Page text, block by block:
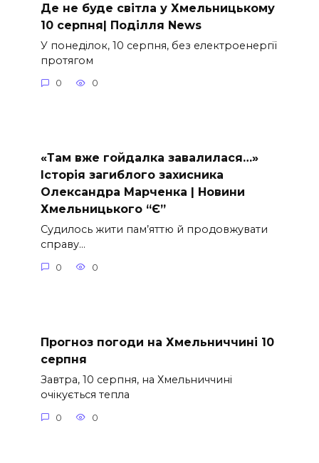
Де не буде світла у Хмельницькому
10 серпня| Поділля News
У понеділок, 10 серпня, без електроенергії
протягом
0 0
«Там вже гойдалка завалилася…»
Історія загиблого захисника
Олександра Марченка | Новини
Хмельницького “Є”
Судилось жити пам’яттю й продовжувати
справу…
0 0
Прогноз погоди на Хмельниччині 10
серпня
Завтра, 10 серпня, на Хмельниччині
очікується тепла
0 0